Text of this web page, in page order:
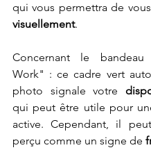
qui vous permettra de vous
visuellement.
Concernant le
Work" : ce cadre vert
photo signale votre
qui peut être utile pour
active. Cependant, il
perçu comme un signe de